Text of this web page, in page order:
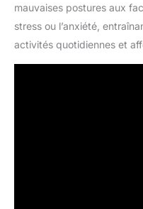
mauvaises postures aux
stress ou l’anxiété,
activités quotidiennes et